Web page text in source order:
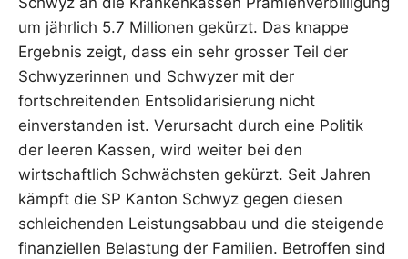
um jährlich 5.7 Millionen gekürzt. Das knappe
Ergebnis zeigt, dass ein sehr grosser Teil der
Schwyzerinnen und Schwyzer mit der
fortschreitenden Entsolidarisierung nicht
einverstanden ist. Verursacht durch eine Politik
der leeren Kassen, wird weiter bei den
wirtschaftlich Schwächsten gekürzt. Seit Jahren
kämpft die SP Kanton Schwyz gegen diesen
schleichenden Leistungsabbau und die steigende
finanziellen Belastung der Familien. Betroffen sind